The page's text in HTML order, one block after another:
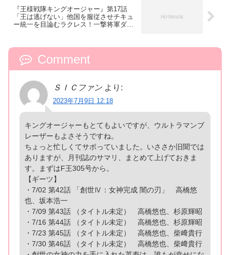
『王様戦隊キングオージャー』第17話
「王は逃げない」他国を服従させチキュ
ー統一を目論むラクレス！一撃将軍ダイ
Comment
ＳＩＣファン より:
2023年7月9日 12:18
キングオージャーもとてもよいですが、ウルトラマンブ
レーザーもよさそうですね。
ちょっと忙しくてサボっていました。いささか旧聞では
ありますが、月刊誌のサマリ、まとめて上げておきま
す。まずはF王305号から。
【ギーツ】
・7/02 第42話 「創世Ⅳ：女神完成 闇の刃」 高橋悠
也、坂本浩一
・7/09 第43話 （タイトル未定） 高橋悠也、杉原輝昭
・7/16 第44話 （タイトル未定） 高橋悠也、杉原輝昭
・7/23 第45話 （タイトル未定） 高橋悠也、柴﨑貴行
・7/30 第46話 （タイトル未定） 高橋悠也、柴﨑貴行